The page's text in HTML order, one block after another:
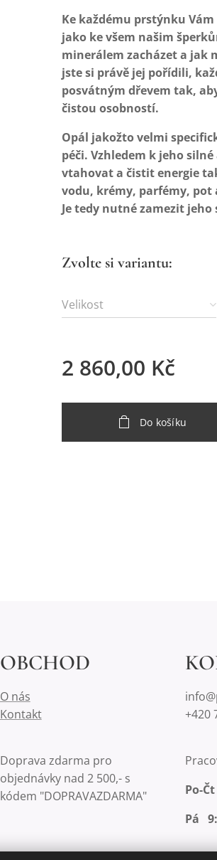
Ke každému prstýnku
jako ke všem našim
minerálem zacházet a jak
jste si právě jej pořídili,
posvátným dřevem tak,
čistou osobností.
Opál jakožto velmi
péči. Vzhledem k jeho
vtahovat a čistit energie
vodu, krémy, parfémy, pot
Je tedy nutné zamezit
Zvolte si variantu:
Velikost
2 860,00 Kč
Do košíku
OBCHOD
O nás
Kontakt
Doprava zdarma pro
objednávky nad 2 500,- s
kódem "DOPRAVAZDARMA"
+420
Po-
Pá